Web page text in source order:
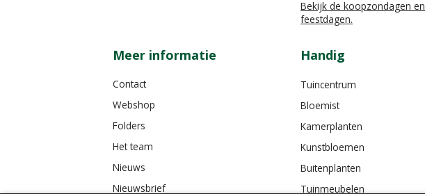
Bekijk de koopzondagen en
feestdagen.
Meer informatie
Contact
Webshop
Folders
Het team
Nieuws
Nieuwsbrief
Handig
Tuincentrum
Bloemist
Kamerplanten
Kunstbloemen
Buitenplanten
Tuinmeubelen